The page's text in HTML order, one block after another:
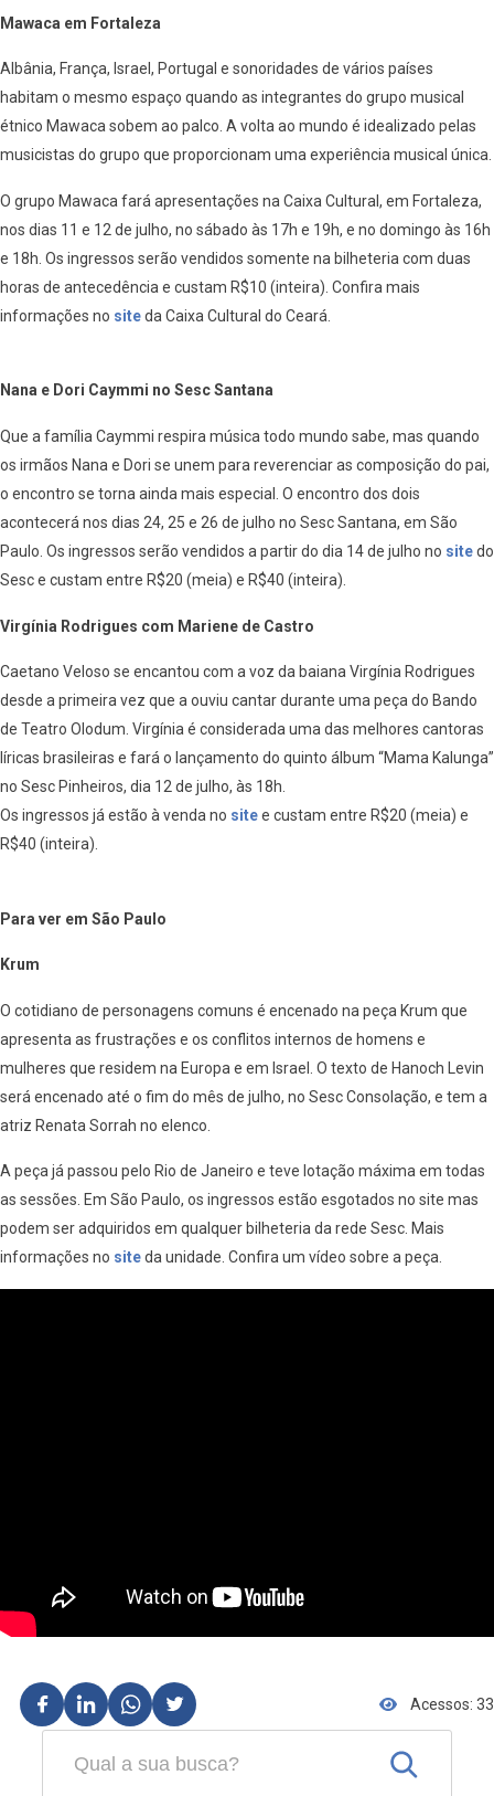
Mawaca em Fortaleza
Albânia, França, Israel, Portugal e sonoridades de vários países
habitam o mesmo espaço quando as integrantes do grupo musical
étnico Mawaca sobem ao palco. A volta ao mundo é idealizado pelas
musicistas do grupo que proporcionam uma experiência musical única.
O grupo Mawaca fará apresentações na Caixa Cultural, em Fortaleza,
nos dias 11 e 12 de julho, no sábado às 17h e 19h, e no domingo às 16h
e 18h. Os ingressos serão vendidos somente na bilheteria com duas
horas de antecedência e custam R$10 (inteira). Confira mais
informações no siteda Caixa Cultural do Ceará.
Nana e Dori Caymmi no Sesc Santana
Que a família Caymmi respira música todo mundo sabe, mas quando
os irmãos Nana e Dori se unem para reverenciar as composição do pai,
o encontro se torna ainda mais especial. O encontro dos dois
acontecerá nos dias 24, 25 e 26 de julho no Sesc Santana, em São
Paulo. Os ingressos serão vendidos a partir do dia 14 de julho no sitedo
Sesc e custam entre R$20 (meia) e R$40 (inteira).
Virgínia Rodrigues com Mariene de Castro
Caetano Veloso se encantou com a voz da baiana Virgínia Rodrigues
desde a primeira vez que a ouviu cantar durante uma peça do Bando
de Teatro Olodum. Virgínia é considerada uma das melhores cantoras
líricas brasileiras e fará o lançamento do quinto álbum “Mama Kalunga”
no Sesc Pinheiros, dia 12 de julho, às 18h.
Os ingressos já estão à venda no sitee custam entre R$20 (meia) e
R$40 (inteira).
Para ver em São Paulo
Krum
O cotidiano de personagens comuns é encenado na peça Krum que
apresenta as frustrações e os conflitos internos de homens e
mulheres que residem na Europa e em Israel. O texto de Hanoch Levin
será encenado até o fim do mês de julho, no Sesc Consolação, e tem a
atriz Renata Sorrah no elenco.
A peça já passou pelo Rio de Janeiro e teve lotação máxima em todas
as sessões. Em São Paulo, os ingressos estão esgotados no site mas
podem ser adquiridos em qualquer bilheteria da rede Sesc. Mais
informações no siteda unidade. Confira um vídeo sobre a peça.
Acessos: 33